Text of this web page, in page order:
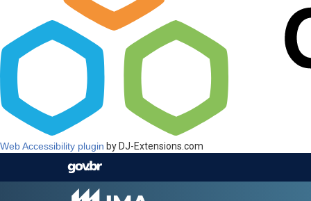
Web Accessibility plugin by DJ-Extensions.com